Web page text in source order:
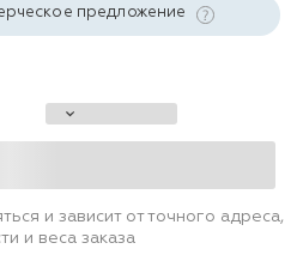
предложение
и зависит от точного адреса,
и веса заказа